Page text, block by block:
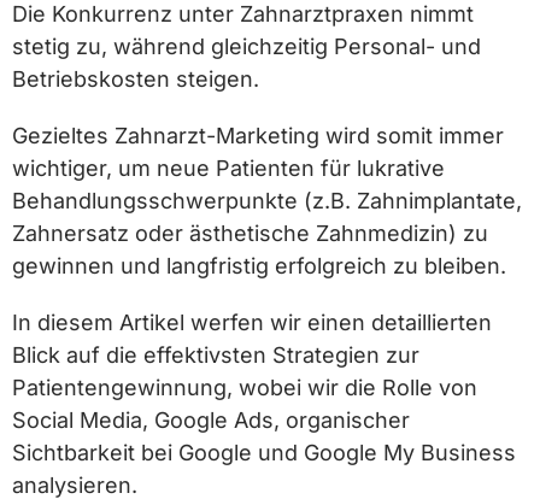
Die Konkurrenz unter Zahnarztpraxen nimmt
stetig zu, während gleichzeitig Personal- und
Betriebskosten steigen.
Gezieltes Zahnarzt-Marketing wird somit immer
wichtiger, um neue Patienten für lukrative
Behandlungsschwerpunkte (z.B. Zahnimplantate,
Zahnersatz oder ästhetische Zahnmedizin) zu
gewinnen und langfristig erfolgreich zu bleiben.
In diesem Artikel werfen wir einen detaillierten
Blick auf die effektivsten Strategien zur
Patientengewinnung, wobei wir die Rolle von
Social Media, Google Ads, organischer
Sichtbarkeit bei Google und Google My Business
analysieren.